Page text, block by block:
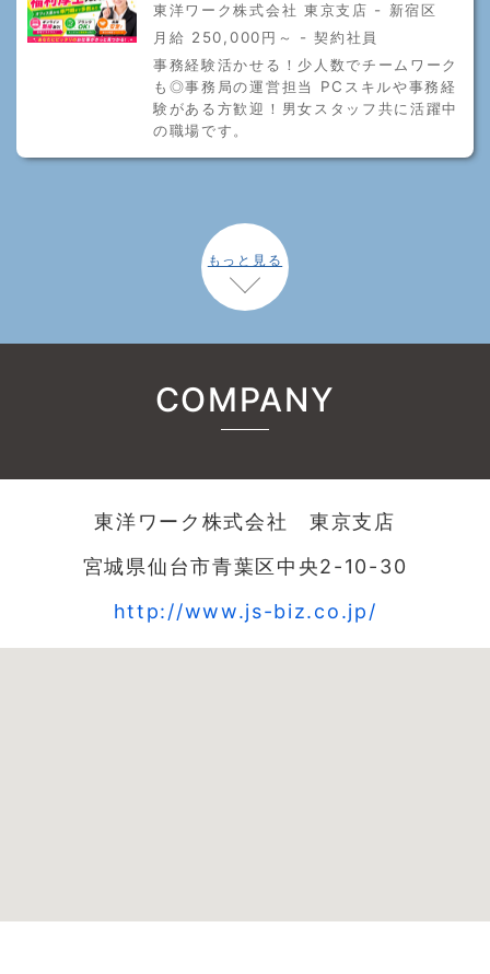
東洋ワーク株式会社 東京支店 - 新宿区
月給 250,000円～ - 契約社員
事務経験活かせる！少人数でチームワーク
も◎事務局の運営担当 PCスキルや事務経
験がある方歓迎！男女スタッフ共に活躍中
の職場です。
もっと見る
COMPANY
東洋ワーク株式会社 東京支店
宮城県仙台市青葉区中央2-10-30
http://www.js-biz.co.jp/